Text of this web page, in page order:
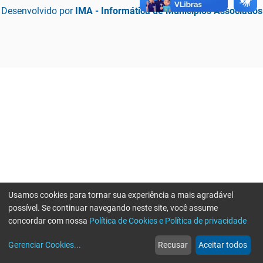
Desenvolvido por IMA - Informática de Municípios Associados
web
Notícias
more_horiz
Mais
Usamos cookies para tornar sua experiência a mais agradável
possível. Se continuar navegando neste site, você assume
concordar com nossa Política de Cookies e Política de privacidade
Gerenciar Cookies... Recusar Aceitar todos
Erro ao enviar informações, por favor tente novamente